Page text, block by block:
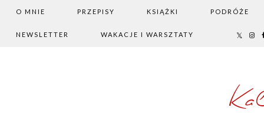
O MNIE PRZEPISY KSIĄŻKI PODRÓŻE
NEWSLETTER WAKACJE I WARSZTATY